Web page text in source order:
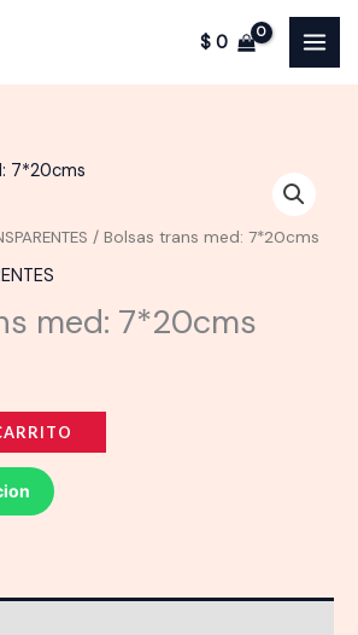
$0
/ Bolsas trans med: 7*20cms
med: 7*20cms